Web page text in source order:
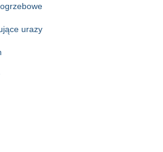
urazy